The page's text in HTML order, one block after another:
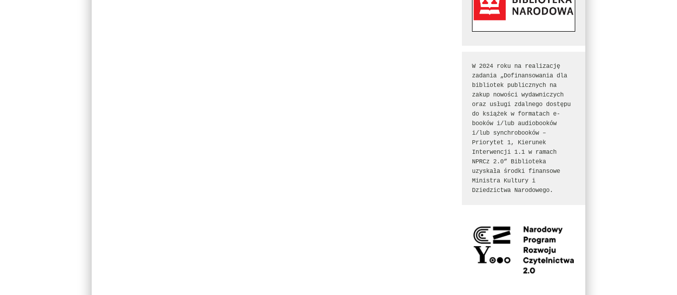
W 2024 roku na realizację
zadania „Dofinansowania dla
bibliotek publicznych na
zakup nowości wydawniczych
oraz usługi zdalnego dostępu
do książek w formatach e-
booków i/lub audiobooków
i/lub synchrobooków –
Priorytet 1, Kierunek
Interwencji 1.1 w ramach
NPRCz 2.0” Biblioteka
uzyskała środki finansowe
Ministra Kultury i
Dziedzictwa Narodowego.